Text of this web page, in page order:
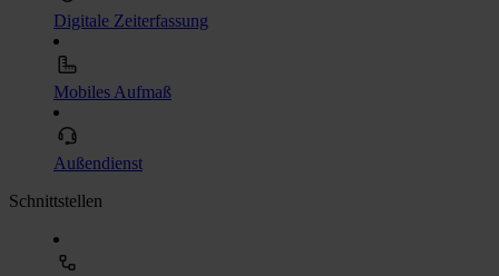
Digitale Zeiterfassung
Mobiles Aufmaß
Außendienst
Schnittstellen